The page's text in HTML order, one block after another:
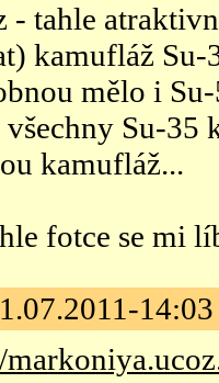
- tahle
kamufláž
mělo i
všechny Su-35
kamufláž...
fotce se mi